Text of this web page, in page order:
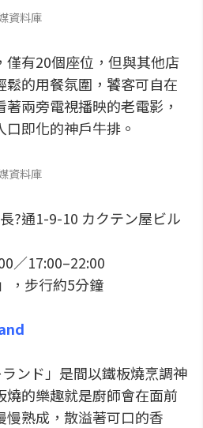
資料庫
僅有20個座位，但與其他店
鬆的用餐氛圍，饕客可自在
兩旁電視播映的老電影，
即化的神戶牛排。
資料庫
?通1-9-10 カクテン屋ビル
／17:00–22:00
，步行約5分鐘
ランド」是間以鐵板燒烹調神
燒的樂趣就是廚師會在面前
熟成，散溢著可口的香